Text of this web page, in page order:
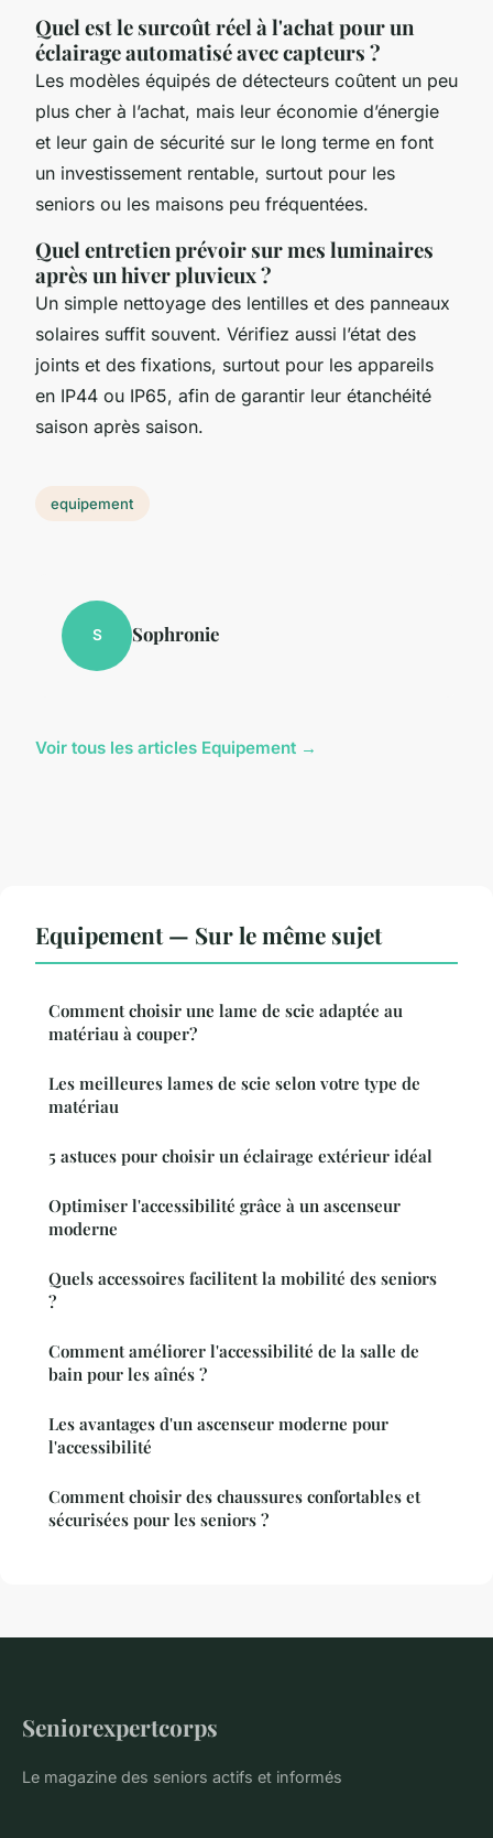
Quel est le surcoût réel à l'achat pour un
éclairage automatisé avec capteurs ?
Les modèles équipés de détecteurs coûtent un peu
plus cher à l’achat, mais leur économie d’énergie
et leur gain de sécurité sur le long terme en font
un investissement rentable, surtout pour les
seniors ou les maisons peu fréquentées.
Quel entretien prévoir sur mes luminaires
après un hiver pluvieux ?
Un simple nettoyage des lentilles et des panneaux
solaires suffit souvent. Vérifiez aussi l’état des
joints et des fixations, surtout pour les appareils
en IP44 ou IP65, afin de garantir leur étanchéité
saison après saison.
equipement
S Sophronie
Voir tous les articles Equipement →
Equipement — Sur le même sujet
Comment choisir une lame de scie adaptée au
matériau à couper?
Les meilleures lames de scie selon votre type de
matériau
5 astuces pour choisir un éclairage extérieur idéal
Optimiser l'accessibilité grâce à un ascenseur
moderne
Quels accessoires facilitent la mobilité des seniors
?
Comment améliorer l'accessibilité de la salle de
bain pour les aînés ?
Les avantages d'un ascenseur moderne pour
l'accessibilité
Comment choisir des chaussures confortables et
sécurisées pour les seniors ?
Seniorexpertcorps
Le magazine des seniors actifs et informés